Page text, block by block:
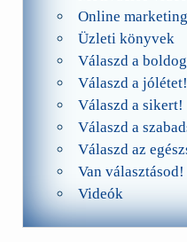
Online
Üzleti könyvek
Válaszd a
Válaszd a jólétet!
Válaszd a sikert!
Válaszd a
Válaszd az
Van választásod!
Videók